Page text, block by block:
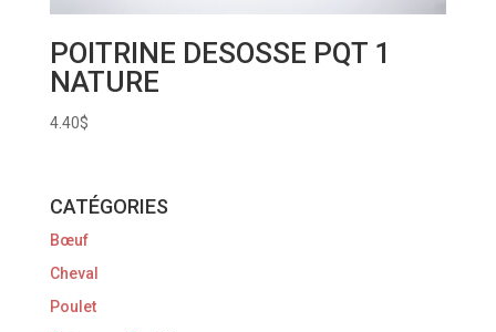
POITRINE DESOSSE PQT 1
NATURE
4.40$
CATÉGORIES
Bœuf
Cheval
Poulet